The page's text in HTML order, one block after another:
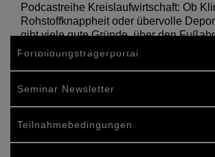
Podcastreihe Kreislaufwirtschaft: Ob
Rohstoffknappheit oder übervolle
gibt viele gute Gründe, über den
Bausektors nachzudenken.
Fortbildungsträgerportal
Seminar Newsletter
Teilnahmebedingungen